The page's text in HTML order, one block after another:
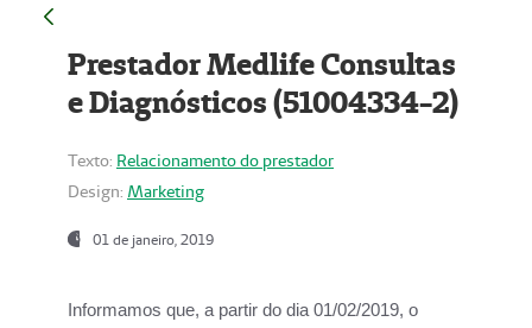
Prestador Medlife Consultas
e Diagnósticos (51004334-2)
Texto: Relacionamento do prestador
Design: Marketing
01 de janeiro, 2019
Informamos que, a partir do dia 01/02/2019, o